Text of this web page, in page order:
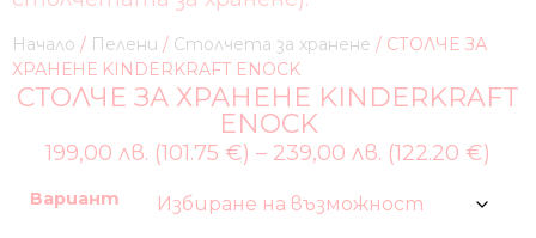
Начало / Пелени / Столчета за хранене / СТОЛЧЕ ЗА
ХРАНЕНЕ KINDERKRAFT ENOCK
СТОЛЧЕ ЗА ХРАНЕНЕ KINDERKRAFT
ENOCK
199,00 лв. (101.75 €) – 239,00 лв. (122.20 €)
Вариант